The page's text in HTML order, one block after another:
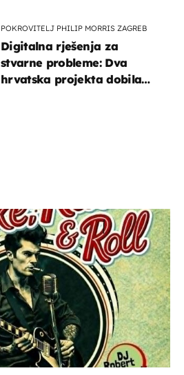
POKROVITELJ PHILIP MORRIS ZAGREB
Digitalna rješenja za
stvarne probleme: Dva
hrvatska projekta dobila